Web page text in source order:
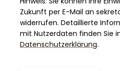
Zukunft per E-Mail an
widerrufen. Detaillierte
mit Nutzerdaten finden Sie
Datenschutzerklärung.